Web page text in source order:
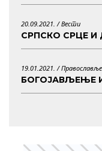
20.09.2021. /Вести
СРПСКО СРЦЕ
19.01.2021. /Православље
БОГОЈАВЉЕЊЕ